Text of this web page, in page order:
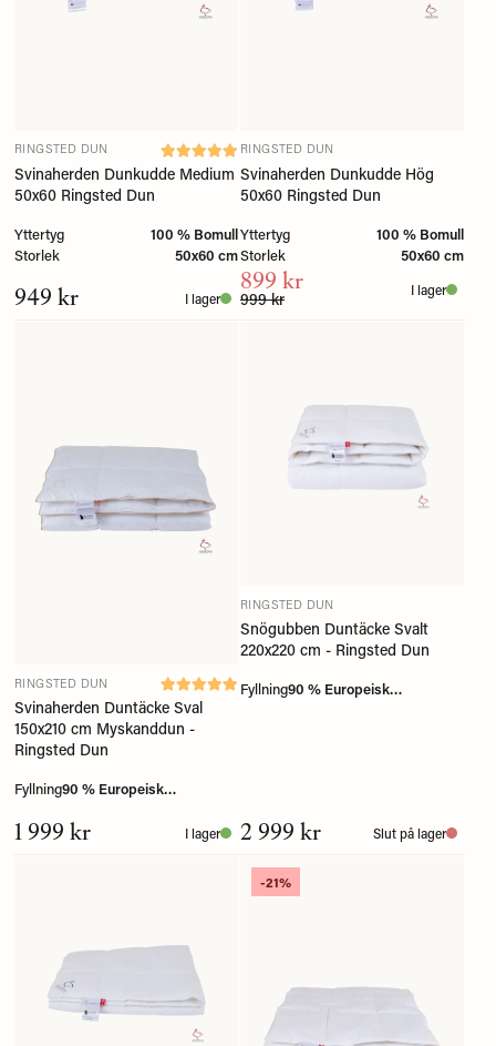
RINGSTED DUN
Svinaherden Dunkudde Medium
50x60 Ringsted Dun
Yttertyg
100 % Bomull
Storlek
50x60 cm
949 kr I lager
RINGSTED DUN
Svinaherden Dunkudde Hög
50x60 Ringsted Dun
Yttertyg
100 % Bomull
Storlek
50x60 cm
999 kr
899 kr I lager
RINGSTED DUN
Svinaherden Duntäcke Sval
150x210 cm Myskanddun -
Ringsted Dun
Fyllning90 % Europeisk
1 999 kr I lager
RINGSTED DUN
Snögubben Duntäcke Svalt
220x220 cm - Ringsted Dun
Fyllning90 % Europeisk
2 999 kr Slut på lager
-21%